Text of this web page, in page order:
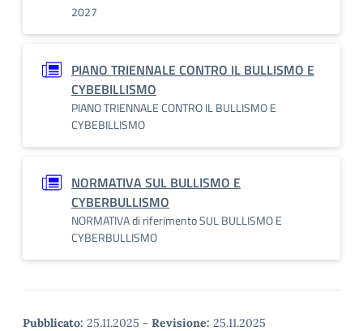
2027
PIANO TRIENNALE CONTRO IL BULLISMO E
CYBEBILLISMO
PIANO TRIENNALE CONTRO IL BULLISMO E
CYBEBILLISMO
NORMATIVA SUL BULLISMO E
CYBERBULLISMO
NORMATIVA di riferimento SUL BULLISMO E
CYBERBULLISMO
Pubblicato: 25.11.2025 - Revisione: 25.11.2025